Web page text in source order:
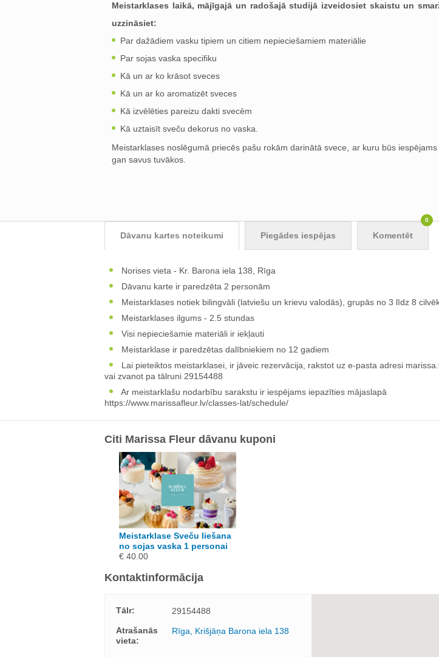
Meistarklases laikā, mājīgajā un radošajā studijā izveidosiet skaistu un
uzzināsiet:
Par dažādiem vasku tipiem un citiem nepieciešamiem materiālie
Par sojas vaska specifiku
Kā un ar ko krāsot sveces
Kā un ar ko aromatizēt sveces
Kā izvēlēties pareizu dakti svecēm
Kā uztaisīt sveču dekorus no vaska.
Meistarklases noslēgumā priecēs pašu rokām darinātā svece, ar kuru būs iespējams
gan savus tuvākos.
Dāvanu kartes noteikumi Piegādes iespējas Komentēt
0
Norises vieta - Kr. Barona iela 138, Rīga
Dāvanu karte ir paredzēta 2 personām
Meistarklases notiek bilingvāli (latviešu un krievu valodās), grupās no 3 līdz 8
Meistarklases ilgums - 2.5 stundas
Visi nepieciešamie materiāli ir iekļauti
Meistarklase ir paredzētas dalībniekiem no 12 gadiem
Lai pieteiktos meistarklasei, ir jāveic rezervācija, rakstot uz e-pasta adresi
vai zvanot pa tālruni 29154488
Ar meistarklašu nodarbību sarakstu ir iespējams iepazīties mājaslapā
https://www.marissafleur.lv/classes-lat/schedule/
Citi Marissa Fleur dāvanu kuponi
Meistarklase Sveču liešana
no sojas vaska 1 personai
€ 40.00
Kontaktinformācija
Tālr:
29154488
Atrašanās
vieta:
Rīga, Krišjāņa Barona iela 138